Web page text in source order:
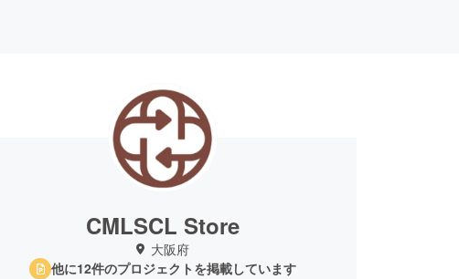
CMLSCL Store
大阪府
他に12件のプロジェクトを掲載しています